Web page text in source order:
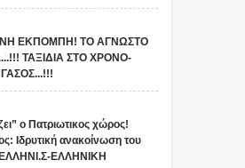
ΕΚΠΟΜΠΗ! ΤΟ ΑΓΝΩΣΤΟ
ΤΑΞΙΔΙΑ ΣΤΟ ΧΡΟΝΟ-
ο Πατριωτικος χώρος!
Ιδρυτική ανακοίνωση του
ΕΛΛΗΝΙ.Σ-ΕΛΛΗΝΙΚΗ